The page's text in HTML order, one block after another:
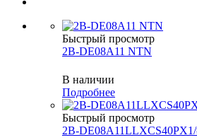
Быстрый просмотр
2B-DE08A11 NTN
В наличии
Подробнее
Быстрый просмотр
2B-